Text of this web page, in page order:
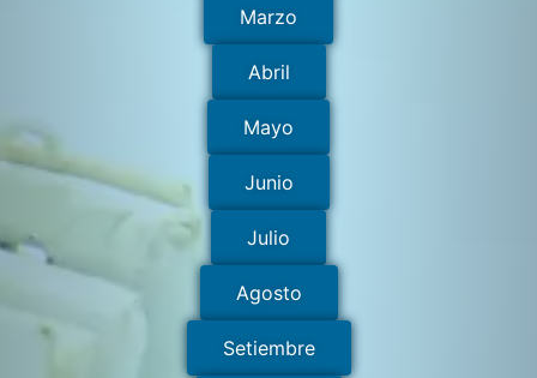
Marzo
Abril
Mayo
Junio
Julio
Agosto
Setiembre